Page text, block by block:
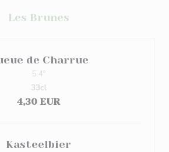
Les Brunes
de Charrue
5.4º
4,30 EUR
33cl
Kasteelbier